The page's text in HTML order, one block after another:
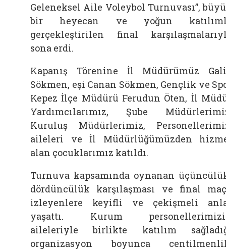
Geleneksel Aile Voleybol Turnuvası”,
bir heyecan ve yoğun
gerçekleştirilen final
sona erdi.
Kapanış Törenine İl Müdürümüz
Sökmen, eşi Canan Sökmen, Gençlik ve
Kepez İlçe Müdürü Ferudun Öten, İl
Yardımcılarımız, Şube
Kuruluş Müdürlerimiz,
aileleri ve İl Müdürlüğümüzden
alan çocuklarımız katıldı.
Turnuva kapsamında oynanan
dördüncülük karşılaşması ve final
izleyenlere keyifli ve çekişmeli
yaşattı. Kurum
aileleriyle birlikte katılım
organizasyon boyunca